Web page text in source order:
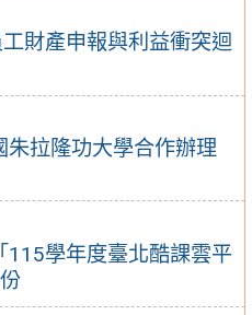
財產申報與利益衝突迴
拉隆功大學合作辦理
學年度臺北酷課雲平